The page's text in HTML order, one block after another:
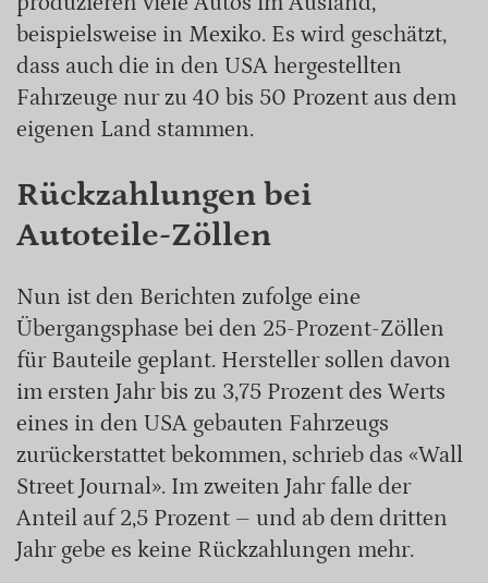
beispielsweise in Mexiko. Es wird geschätzt,
dass auch die in den USA hergestellten
Fahrzeuge nur zu 40 bis 50 Prozent aus dem
eigenen Land stammen.
Rückzahlungen bei
Autoteile-Zöllen
Nun ist den Berichten zufolge eine
Übergangsphase bei den 25-Prozent-Zöllen
für Bauteile geplant. Hersteller sollen davon
im ersten Jahr bis zu 3,75 Prozent des Werts
eines in den USA gebauten Fahrzeugs
zurückerstattet bekommen, schrieb das «Wall
Street Journal». Im zweiten Jahr falle der
Anteil auf 2,5 Prozent – und ab dem dritten
Jahr gebe es keine Rückzahlungen mehr.